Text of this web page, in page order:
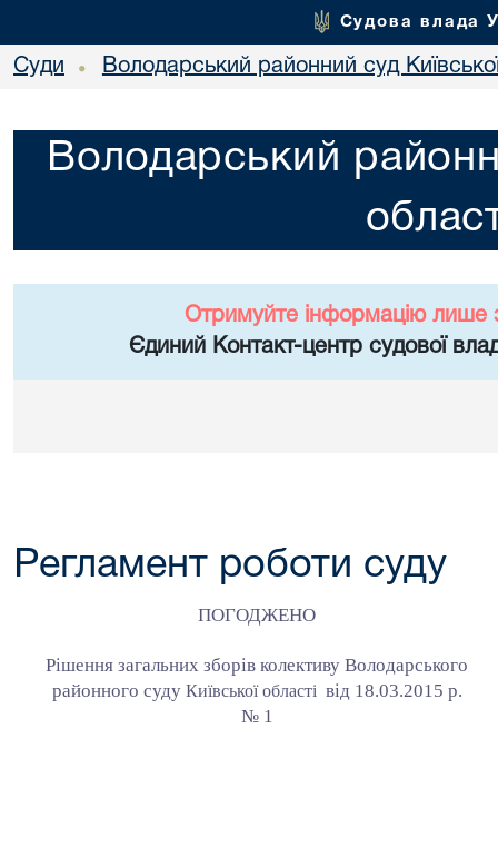
Судова влада
Суди • Володарський районний суд
Володарський
Отримуйте інформацію лише
Єдиний Контакт-центр судової
Регламент роботи суду
ПОГОДЖЕНО
Рішення загальних зборів колективу Володарського
районного судуКиївської області від 18.03.2015 р.
№ 1